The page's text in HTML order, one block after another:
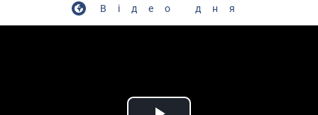
Відео дня